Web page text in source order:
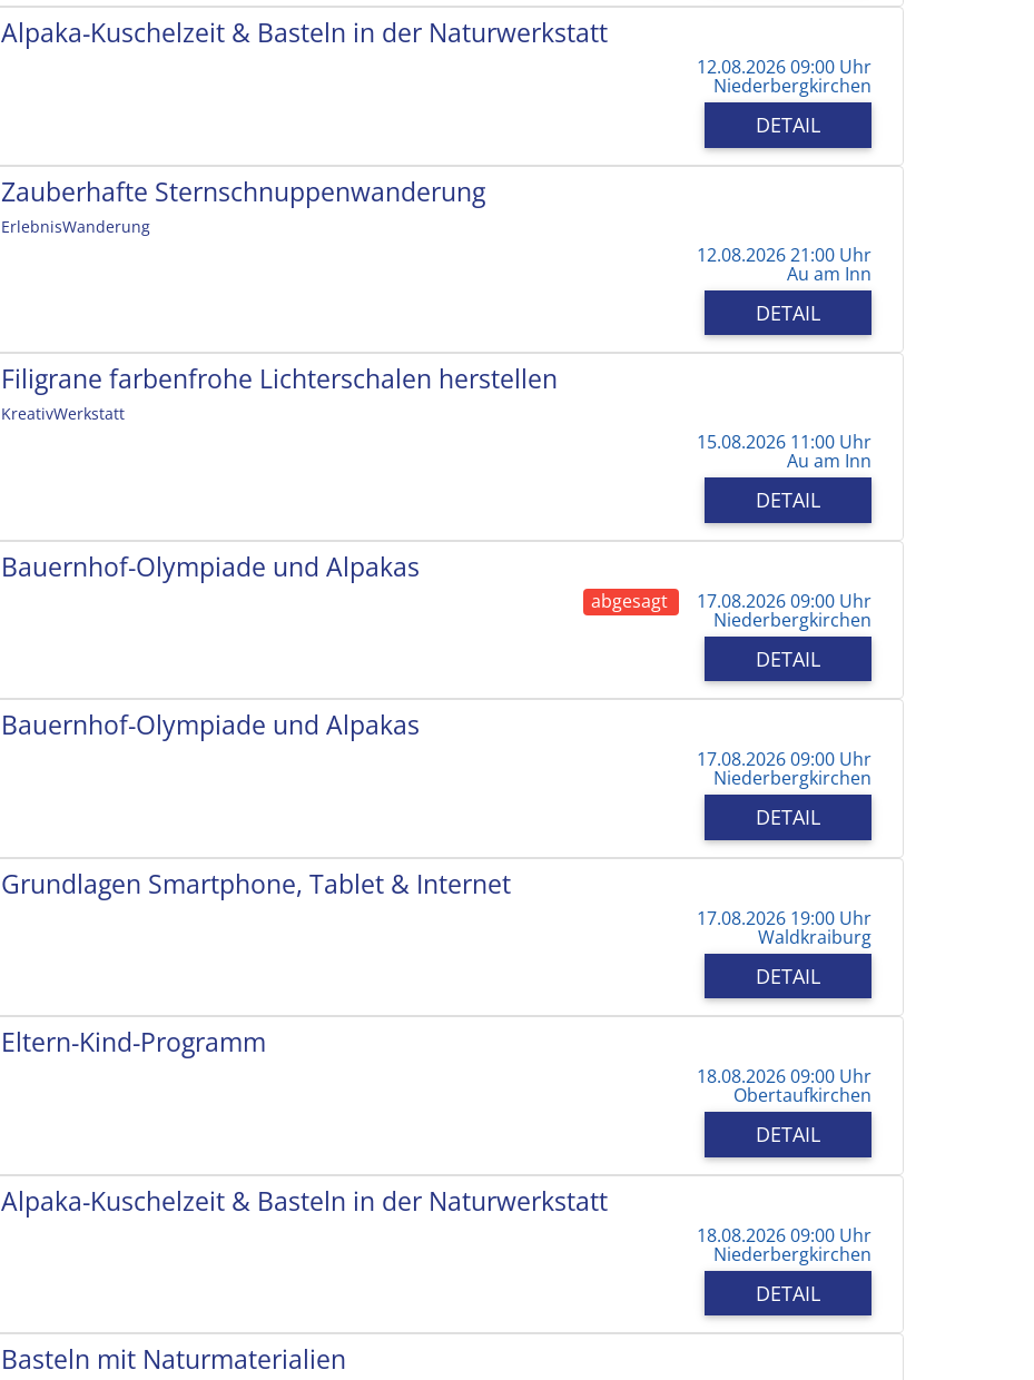
Alpaka-Kuschelzeit & Basteln in der Naturwerkstatt
12.08.2026 09:00 Uhr
Niederbergkirchen
DETAIL
Zauberhafte Sternschnuppenwanderung
ErlebnisWanderung
12.08.2026 21:00 Uhr
Au am Inn
DETAIL
Filigrane farbenfrohe Lichterschalen herstellen
KreativWerkstatt
15.08.2026 11:00 Uhr
Au am Inn
DETAIL
Bauernhof-Olympiade und Alpakas
abgesagt 17.08.2026 09:00 Uhr
Niederbergkirchen
DETAIL
Bauernhof-Olympiade und Alpakas
17.08.2026 09:00 Uhr
Niederbergkirchen
DETAIL
Grundlagen Smartphone, Tablet & Internet
17.08.2026 19:00 Uhr
Waldkraiburg
DETAIL
Eltern-Kind-Programm
18.08.2026 09:00 Uhr
Obertaufkirchen
DETAIL
Alpaka-Kuschelzeit & Basteln in der Naturwerkstatt
18.08.2026 09:00 Uhr
Niederbergkirchen
DETAIL
Basteln mit Naturmaterialien